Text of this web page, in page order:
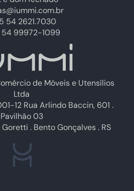
54 2621.7030
54 99972-1099
de Móveis e Utensílios
Ltda
12 Rua Arlindo Baccin, 601 .
Pavilhão 03
. Bento Gonçalves . RS